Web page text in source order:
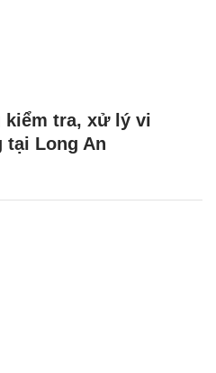
kiểm tra, xử lý vi
tại Long An